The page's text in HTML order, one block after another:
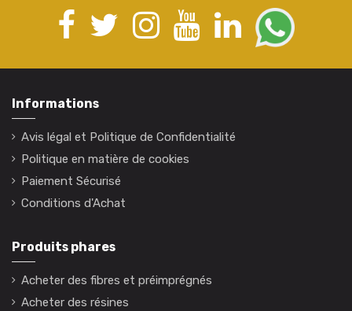
Informations
Avis légal et Politique de Confidentialité
Politique en matière de cookies
Paiement Sécurisé
Conditions d'Achat
Produits phares
Acheter des fibres et préimprégnés
Acheter des résines